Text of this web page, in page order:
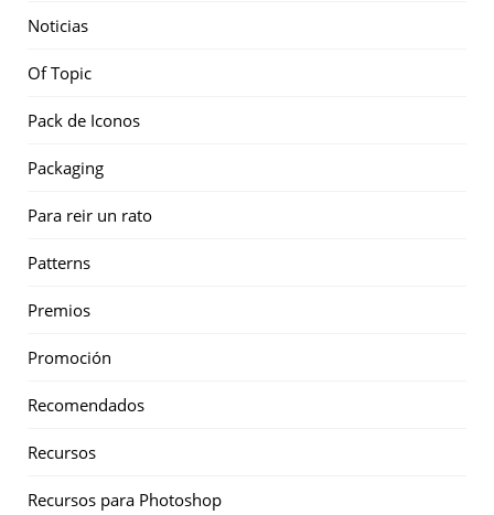
Noticias
Of Topic
Pack de Iconos
Packaging
Para reir un rato
Patterns
Premios
Promoción
Recomendados
Recursos
Recursos para Photoshop